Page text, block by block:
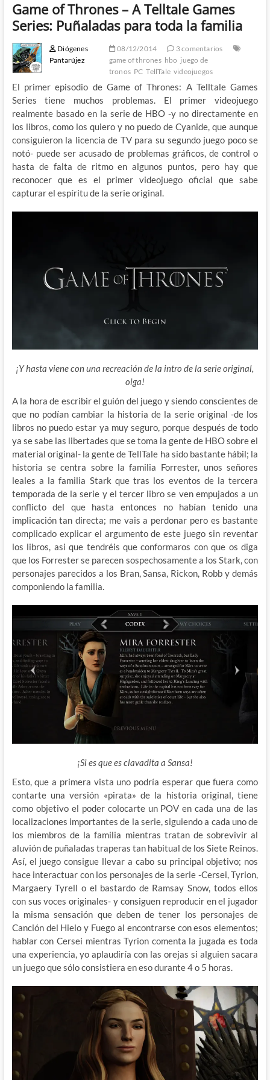
Game of Thrones – A Telltale Games
Series: Puñaladas para toda la familia
Diógenes
Pantarújez
08/12/2014
3 comentarios
game of thrones hbo juego de
tronos PC TellTale videojuegos
El primer episodio de Game of Thrones: A Telltale Games
Series tiene muchos problemas. El primer videojuego
realmente basado en la serie de HBO -y no directamente en
los libros, como los quiero y no puedo de Cyanide, que aunque
consiguieron la licencia de TV para su segundo juego poco se
notó- puede ser acusado de problemas gráficos, de control o
hasta de falta de ritmo en algunos puntos, pero hay que
reconocer que es el primer videojuego oficial que sabe
capturar el espíritu de la serie original.
¡Y hasta viene con una recreación de la intro de la serie original,
oiga!
A la hora de escribir el guión del juego y siendo conscientes de
que no podían cambiar la historia de la serie original -de los
libros no puedo estar ya muy seguro, porque después de todo
ya se sabe las libertades que se toma la gente de HBO sobreel
material original- la gente de TellTale ha sido bastante hábil; la
historia se centra sobre la familia Forrester, unos señores
leales a la familia Stark que tras los eventos de la tercera
temporada de la serie y el tercer libro se ven empujados a un
conflicto del que hasta entonces no habían tenido una
implicación tan directa; me vais a perdonar pero es bastante
complicado explicar el argumento de este juego sin reventar
los libros, asi que tendréis que conformaros con que os diga
que los Forrester se parecen sospechosamente a los Stark, con
personajes parecidos a los Bran, Sansa, Rickon, Robb y demás
componiendo la familia.
¡Si es que es clavadita a Sansa!
Esto, que a primera vista uno podría esperar que fuera como
contarte una versión «pirata» de la historia original, tiene
como objetivo el poder colocarte un POV en cada una de las
localizaciones importantes de la serie, siguiendo a cada uno de
los miembros de la familia mientras tratan de sobrevivir al
aluvión de puñaladas traperas tan habitual de los Siete Reinos.
Así, el juego consigue llevar a cabo su principal objetivo; nos
hace interactuar con los personajes de la serie -Cersei, Tyrion,
Margaery Tyrell o el bastardo de Ramsay Snow, todos ellos
con sus voces originales- y consiguen reproducir en el jugador
la misma sensación que deben de tener los personajes de
Canción del Hielo y Fuego al encontrarse con esos elementos;
hablar con Cersei mientras Tyrion comenta la jugada es toda
una experiencia, yo aplaudiría con las orejas si alguien sacara
un juego que sólo consistiera en eso durante 4 o 5 horas.